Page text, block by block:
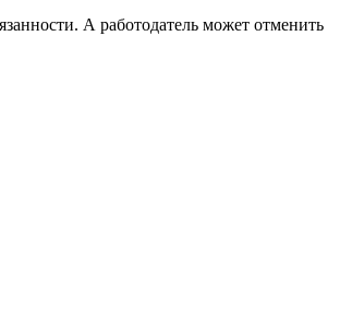
А работодатель может отменить